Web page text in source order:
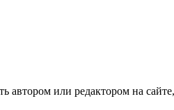
автором или редактором на